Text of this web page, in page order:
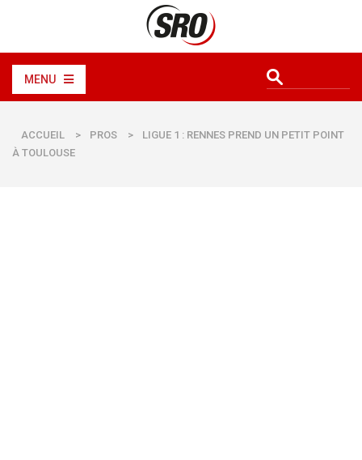
MENU
ACCUEIL > PROS >
LIGUE 1 : RENNES PREND UN PETIT POINT
À TOULOUSE